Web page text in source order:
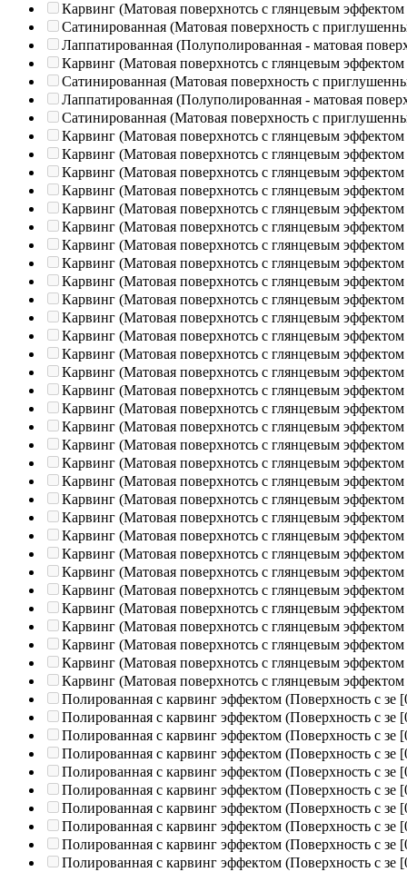
Карвинг (Матовая поверхнотсь с глянцевым эффектом
Сатинированная (Матовая поверхность с
Лаппатированная (Полуполированная - матовая
Карвинг (Матовая поверхнотсь с глянцевым эффектом
Сатинированная (Матовая поверхность с
Лаппатированная (Полуполированная - матовая
Сатинированная (Матовая поверхность с
Карвинг (Матовая поверхнотсь с глянцевым эффектом
Карвинг (Матовая поверхнотсь с глянцевым эффектом
Карвинг (Матовая поверхнотсь с глянцевым эффектом
Карвинг (Матовая поверхнотсь с глянцевым эффектом
Карвинг (Матовая поверхнотсь с глянцевым эффектом
Карвинг (Матовая поверхнотсь с глянцевым эффектом
Карвинг (Матовая поверхнотсь с глянцевым эффектом
Карвинг (Матовая поверхнотсь с глянцевым эффектом
Карвинг (Матовая поверхнотсь с глянцевым эффектом
Карвинг (Матовая поверхнотсь с глянцевым эффектом
Карвинг (Матовая поверхнотсь с глянцевым эффектом
Карвинг (Матовая поверхнотсь с глянцевым эффектом
Карвинг (Матовая поверхнотсь с глянцевым эффектом
Карвинг (Матовая поверхнотсь с глянцевым эффектом
Карвинг (Матовая поверхнотсь с глянцевым эффектом
Карвинг (Матовая поверхнотсь с глянцевым эффектом
Карвинг (Матовая поверхнотсь с глянцевым эффектом
Карвинг (Матовая поверхнотсь с глянцевым эффектом
Карвинг (Матовая поверхнотсь с глянцевым эффектом
Карвинг (Матовая поверхнотсь с глянцевым эффектом
Карвинг (Матовая поверхнотсь с глянцевым эффектом
Карвинг (Матовая поверхнотсь с глянцевым эффектом
Карвинг (Матовая поверхнотсь с глянцевым эффектом
Карвинг (Матовая поверхнотсь с глянцевым эффектом
Карвинг (Матовая поверхнотсь с глянцевым эффектом
Карвинг (Матовая поверхнотсь с глянцевым эффектом
Карвинг (Матовая поверхнотсь с глянцевым эффектом
Карвинг (Матовая поверхнотсь с глянцевым эффектом
Карвинг (Матовая поверхнотсь с глянцевым эффектом
Карвинг (Матовая поверхнотсь с глянцевым эффектом
Карвинг (Матовая поверхнотсь с глянцевым эффектом
Полированная c карвинг эффектом (Поверхность с зе
Полированная c карвинг эффектом (Поверхность с зе
Полированная c карвинг эффектом (Поверхность с зе
Полированная c карвинг эффектом (Поверхность с зе
Полированная c карвинг эффектом (Поверхность с зе
Полированная c карвинг эффектом (Поверхность с зе
Полированная c карвинг эффектом (Поверхность с зе
Полированная c карвинг эффектом (Поверхность с зе
Полированная c карвинг эффектом (Поверхность с зе
Полированная c карвинг эффектом (Поверхность с зе